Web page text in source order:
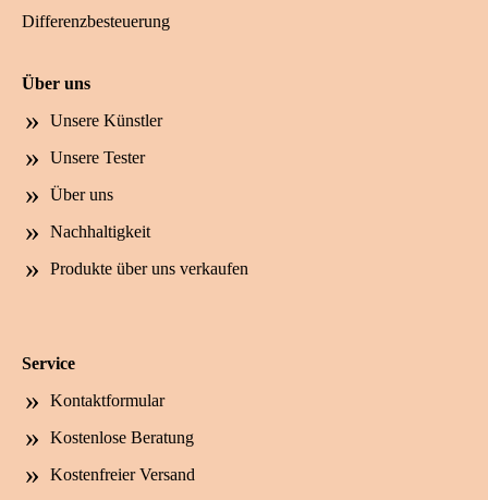
Differenzbesteuerung
Über uns
Unsere Künstler
Unsere Tester
Über uns
Nachhaltigkeit
Produkte über uns verkaufen
Service
Kontaktformular
Kostenlose Beratung
Kostenfreier Versand